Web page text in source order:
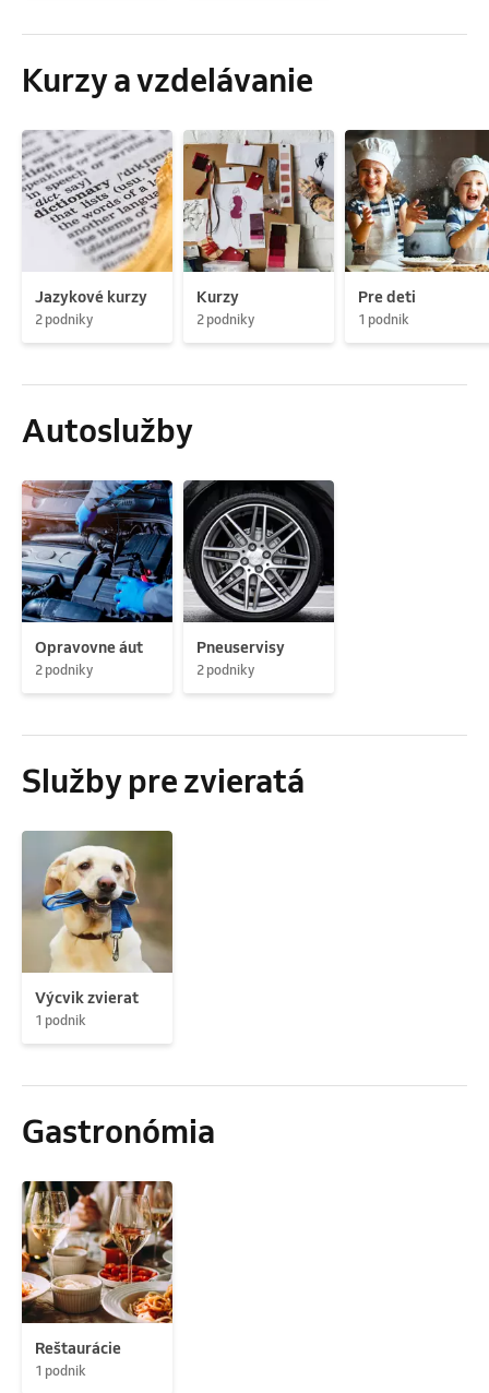
Kurzy a vzdelávanie
Jazykové kurzy
2 podniky
Kurzy
2 podniky
Pre deti
1 podnik
Autoslužby
Opravovne áut
2 podniky
Pneuservisy
2 podniky
Služby pre zvieratá
Výcvik zvierat
1 podnik
Gastronómia
Reštaurácie
1 podnik